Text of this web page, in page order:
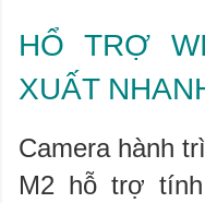
HỔ TRỢ
XUẤT
Camera hành
M2 hỗ trợ